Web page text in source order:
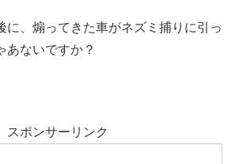
に、煽ってきた車がネズミ捕りに引っ
あないですか？
スポンサーリンク